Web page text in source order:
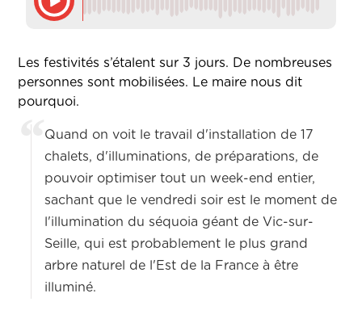
Les festivités s’étalent sur 3 jours. De nombreuses
personnes sont mobilisées. Le maire nous dit
pourquoi.
Quand on voit le travail d'installation de 17
chalets, d'illuminations, de préparations, de
pouvoir optimiser tout un week-end entier,
sachant que le vendredi soir est le moment de
l'illumination du séquoia géant de Vic-sur-
Seille, qui est probablement le plus grand
arbre naturel de l'Est de la France à être
illuminé.